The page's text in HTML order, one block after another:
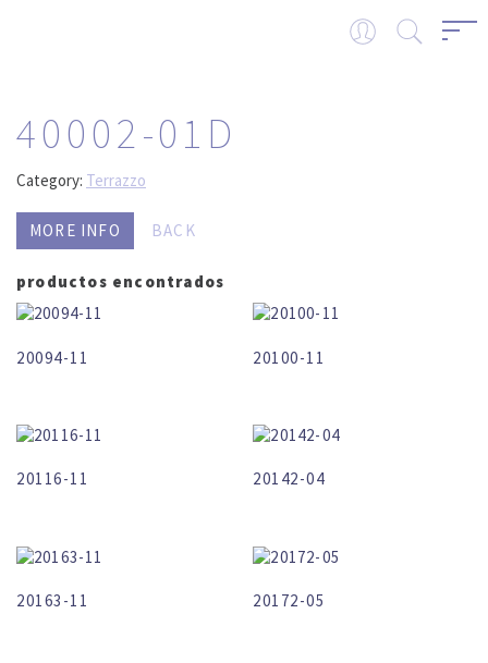
40002-01D
Category: Terrazzo
MORE INFO BACK
productos encontrados
20094-11 20100-11
20116-11 20142-04
20163-11 20172-05